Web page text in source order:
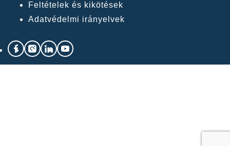
Feltételek és kikötések
Adatvédelmi irányelvek